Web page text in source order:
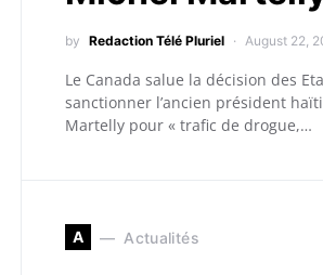
by Redaction Télé Pluriel August 22,
Le Canada salue la décision des
sanctionner l’ancien président
Martelly pour « trafic de drogue,…
A Actualités